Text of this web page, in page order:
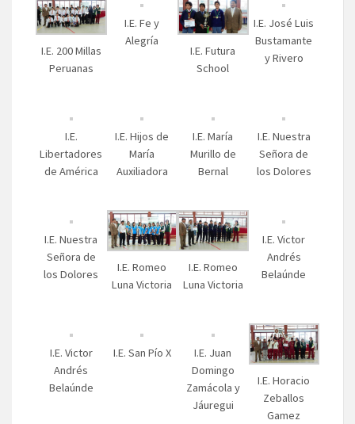
I.E. 200 Millas
Peruanas
I.E. Fe y
Alegría
I.E. Futura
School
I.E. José Luis
Bustamante
y Rivero
I.E.
Libertadores
de América
I.E. Hijos de
María
Auxiliadora
I.E. María
Murillo de
Bernal
I.E. Nuestra
Señora de
los Dolores
I.E. Nuestra
Señora de
los Dolores
I.E. Romeo
Luna Victoria
I.E. Romeo
Luna Victoria
I.E. Victor
Andrés
Belaúnde
I.E. Victor
Andrés
Belaúnde
I.E. San Pío X
I.E. Juan
Domingo
Zamácola y
Jáuregui
I.E. Horacio
Zeballos
Gamez